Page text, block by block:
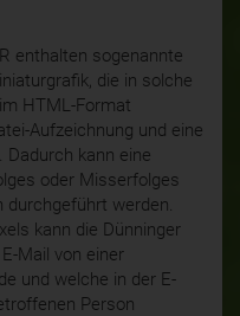
enthalten sogenannte
die in solche
HTML-Format
Aufzeichnung und eine
Dadurch kann eine
oder Misserfolges
durchgeführt werden.
kann die Dünninger
Mail von einer
und welche in der E-
Person